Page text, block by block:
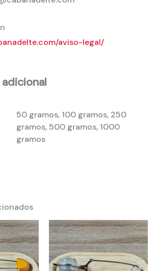
aviso-legal/
50 gramos, 100 gramos, 250
gramos, 500 gramos, 1000
gramos